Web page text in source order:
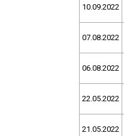
10.09.2022
07.08.2022
06.08.2022
22.05.2022
21.05.2022